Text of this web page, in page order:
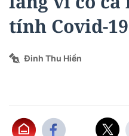
tính Covid-19
Đinh Thu Hiền